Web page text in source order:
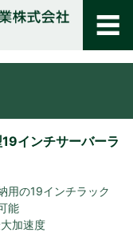
インチサーバーラ
用の19インチラック
能
加速度